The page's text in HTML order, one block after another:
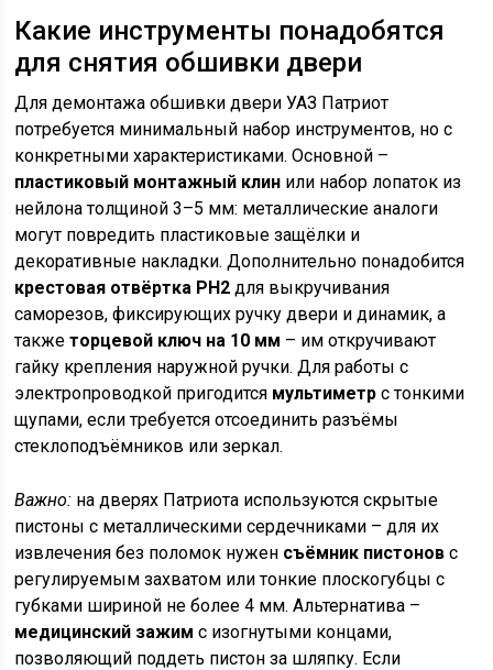
Какие инструменты понадобятся
для снятия обшивки двери
Для демонтажа обшивки двери УАЗ Патриот
потребуется минимальный набор инструментов, но с
конкретными характеристиками. Основной –
пластиковый монтажный клин или набор лопаток из
нейлона толщиной 3–5 мм: металлические аналоги
могут повредить пластиковые защёлки и
декоративные накладки. Дополнительно понадобится
крестовая отвёртка PH2 для выкручивания
саморезов, фиксирующих ручку двери и динамик, а
такжеторцевой ключ на 10 мм – им откручивают
гайку крепления наружной ручки. Для работы с
электропроводкой пригодится мультиметр с тонкими
щупами, если требуется отсоединить разъёмы
стеклоподъёмников или зеркал.
Важно: на дверях Патриота используются скрытые
пистоны с металлическими сердечниками – для их
извлечения без поломок нужен съёмник пистонов с
регулируемым захватом или тонкие плоскогубцы с
губками шириной не более 4 мм. Альтернатива –
медицинский зажим с изогнутыми концами,
позволяющий поддеть пистон за шляпку. Если